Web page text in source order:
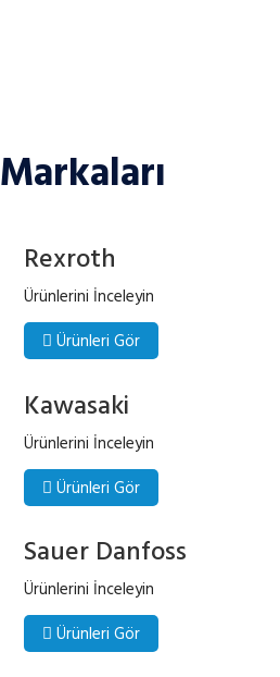
Markaları
Rexroth
Ürünlerini İnceleyin
Ürünleri Gör
Kawasaki
Ürünlerini İnceleyin
Ürünleri Gör
Sauer Danfoss
Ürünlerini İnceleyin
Ürünleri Gör